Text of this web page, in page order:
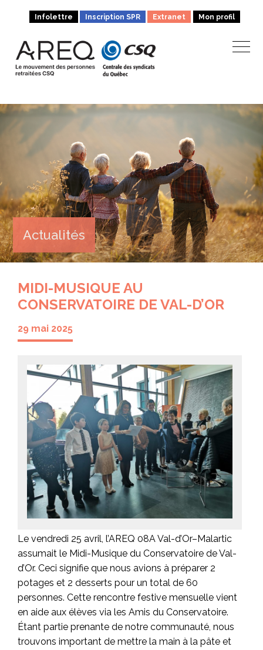
Infolettre Inscription SPR Extranet Mon profil
Actualités
MIDI-MUSIQUE AU
CONSERVATOIRE DE VAL-D’OR
29 mai 2025
Le vendredi 25 avril, l’AREQ 08A Val-d’Or–Malartic
assumait le Midi-Musique du Conservatoire de Val-
d’Or. Ceci signifie que nous avions à préparer 2
potages et 2 desserts pour un total de 60
personnes. Cette rencontre festive mensuelle vient
en aide aux élèves via les Amis du Conservatoire.
Étant partie prenante de notre communauté, nous
trouvons important de mettre la main à la pâte et